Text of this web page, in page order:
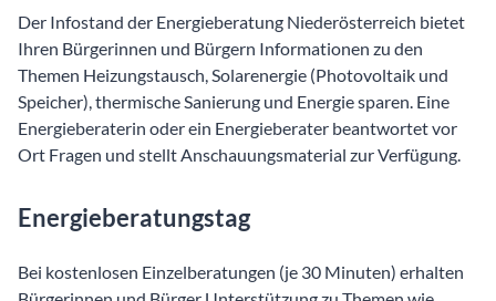
Der Infostand der Energieberatung Niederösterreich bietet
Ihren Bürgerinnen und Bürgern Informationen zu den
Themen Heizungstausch, Solarenergie (Photovoltaik und
Speicher), thermische Sanierung und Energie sparen. Eine
Energieberaterin oder ein Energieberater beantwortet vor
Ort Fragen und stellt Anschauungsmaterial zur Verfügung.
Energieberatungstag
Bei kostenlosen Einzelberatungen (je 30 Minuten) erhalten